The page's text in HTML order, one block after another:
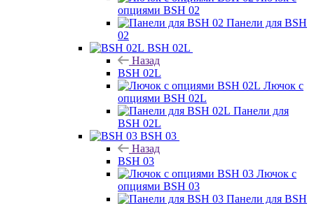
опциями BSH 02
Панели для BSH
02
BSH 02L
Назад
BSH 02L
Лючок с
опциями BSH 02L
Панели для
BSH 02L
BSH 03
Назад
BSH 03
Лючок с
опциями BSH 03
Панели для BSH